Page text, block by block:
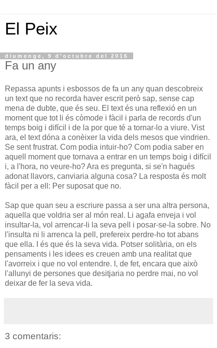
El Peix
diumenge, 9 d’octubre del 2016
Fa un any
Repassa apunts i esbossos de fa un any quan descobreix
un text que no recorda haver escrit però sap, sense cap
mena de dubte, que és seu. El text és una reflexió en un
moment que tot li és còmode i fàcil i parla de records d'un
temps boig i difícil i de la por que té a tornar-lo a viure. Vist
ara, el text dóna a conèixer la vida dels mesos que vindrien.
Se sent frustrat. Com podia intuir-ho? Com podia saber en
aquell moment que tornava a entrar en un temps boig i difícil
i, a l'hora, no veure-ho? Ara es pregunta, si se'n hagués
adonat llavors, canviaria alguna cosa? La resposta és molt
fàcil per a ell: Per suposat que no.
Sap que quan seu a escriure passa a ser una altra persona,
aquella que voldria ser al món real. Li agafa enveja i vol
insultar-la, vol arrencar-li la seva pell i posar-se-la sobre. No
l'insulta ni li arrenca la pell, prefereix perdre-ho tot abans
que ella. I és que és la seva vida. Potser solitària, on els
pensaments i les idees es creuen amb una realitat que
l'avorreix i que no vol entendre. I, de fet, encara que això
l'allunyi de persones que desitjaria no perdre mai, no vol
deixar de fer la seva vida.
3 comentaris: